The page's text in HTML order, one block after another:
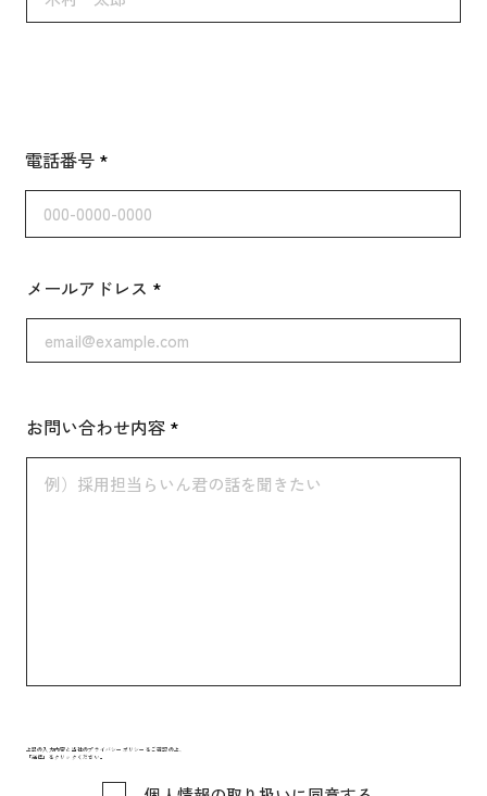
上記の入力内容と当社のプライバシーポリシーをご確認の上、
「送信」をクリックください。
お問い合わせ内容
電話番号
メールアドレス